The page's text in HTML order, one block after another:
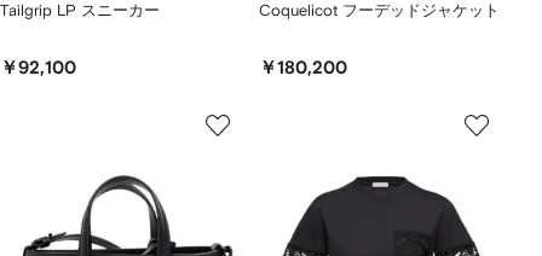
Tailgrip LP スニーカー
￥92,100
Coquelicot フーデッドジャケット
￥180,200